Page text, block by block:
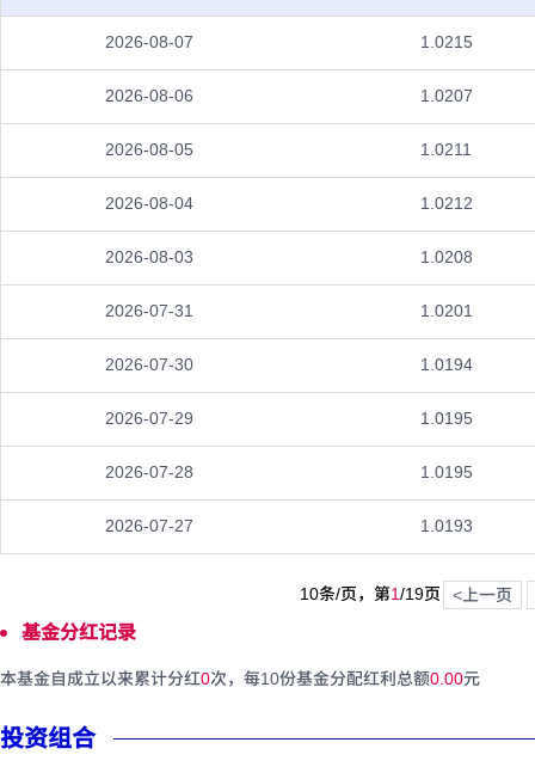
2026-08-07 1.0215
2026-08-06 1.0207
2026-08-05 1.0211
2026-08-04 1.0212
2026-08-03 1.0208
2026-07-31 1.0201
2026-07-30 1.0194
2026-07-29 1.0195
2026-07-28 1.0195
2026-07-27 1.0193
10条/页，第1/19页 <上一页
基金分红记录
本基金自成立以来累计分红0次，每10份基金分配红利总额0.00元
投资组合